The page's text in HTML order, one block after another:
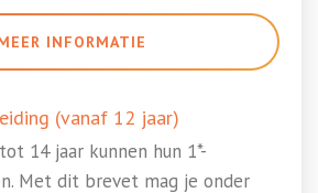
INFORMATIE
(vanaf 12 jaar)
14 jaar kunnen hun 1*-
Met dit brevet mag je onder